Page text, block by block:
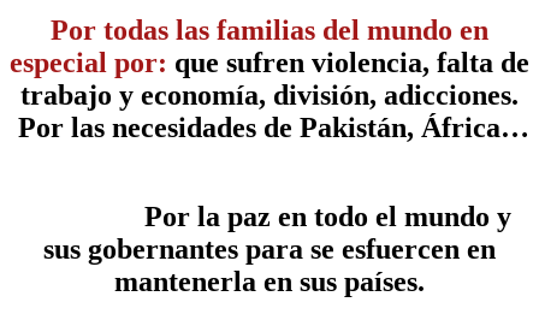
Por todas las familias del mundo en
especial por: que sufren violencia, falta de
trabajo y economía, división, adicciones.
Por las necesidades de Pakistán, África…
Por la paz en todo el mundo y
sus gobernantes para se esfuercen en
mantenerla en sus países.